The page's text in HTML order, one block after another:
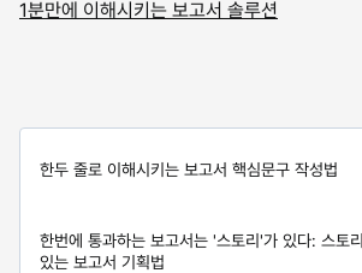
1분만에 이해시키는 보고서 솔루션
한두 줄로 이해시키는 보고서 핵심문구 작성법
한번에 통과하는 보고서는 '스토리'가 있다: 스토리
있는 보고서 기획법